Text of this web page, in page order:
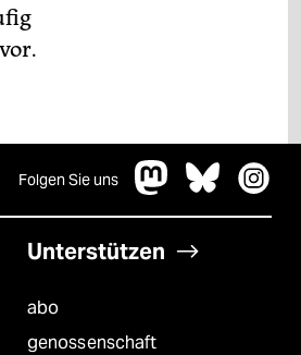
Folgen Sie uns
Unterstützen
abo
genossenschaft